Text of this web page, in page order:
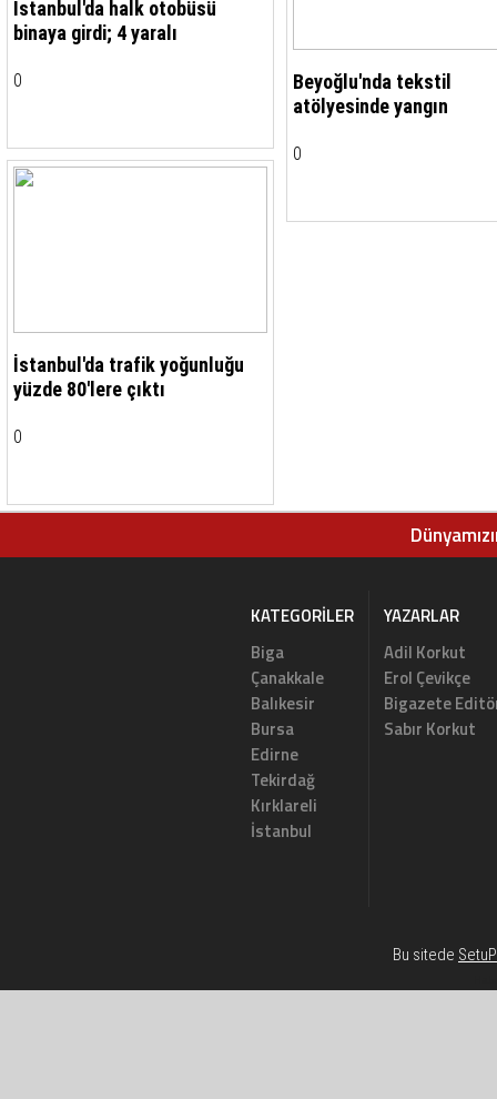
İstanbul'da halk otobüsü
binaya girdi; 4 yaralı
0
Beyoğlu'nda tekstil
atölyesinde yangın
0
İstanbul'da trafik yoğunluğu
yüzde 80'lere çıktı
0
KATEGORILER
Biga
Çanakkale
Balıkesir
Bursa
Edirne
Tekirdağ
Kırklareli
İstanbul
YAZARLAR
Adil Korkut
Erol Çevikçe
Bigazete
Sabır Korkut
Bu sitede